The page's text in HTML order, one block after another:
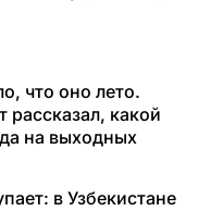
что оно лето.
рассказал, какой
на выходных
в Узбекистане